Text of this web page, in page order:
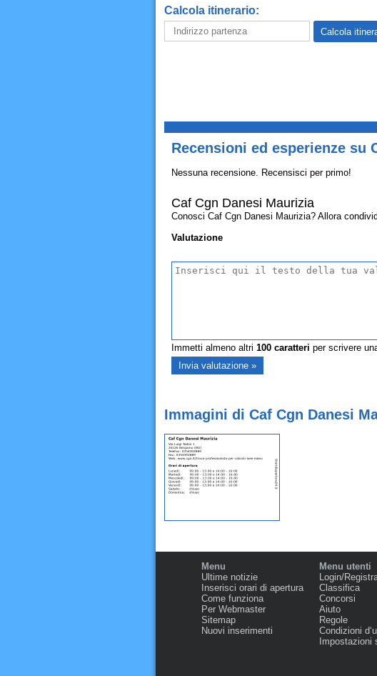
Calcola itinerario:
Recensioni ed esperienze su
Nessuna recensione. Recensisci per primo!
Caf Cgn Danesi Maurizia
Conosci Caf Cgn Danesi Maurizia? Allora
Valutazione
Immetti almeno altri 100caratteri per scrivere
Immagini di Caf Cgn Danesi
Menu
Ultime notizie
Inserisci orari di apertura
Come funziona
Per Webmaster
Sitemap
Nuovi inserimenti
Menu utenti
Login/
Classifica
Concorsi
Aiuto
Regole
Condizioni
Impostazioni